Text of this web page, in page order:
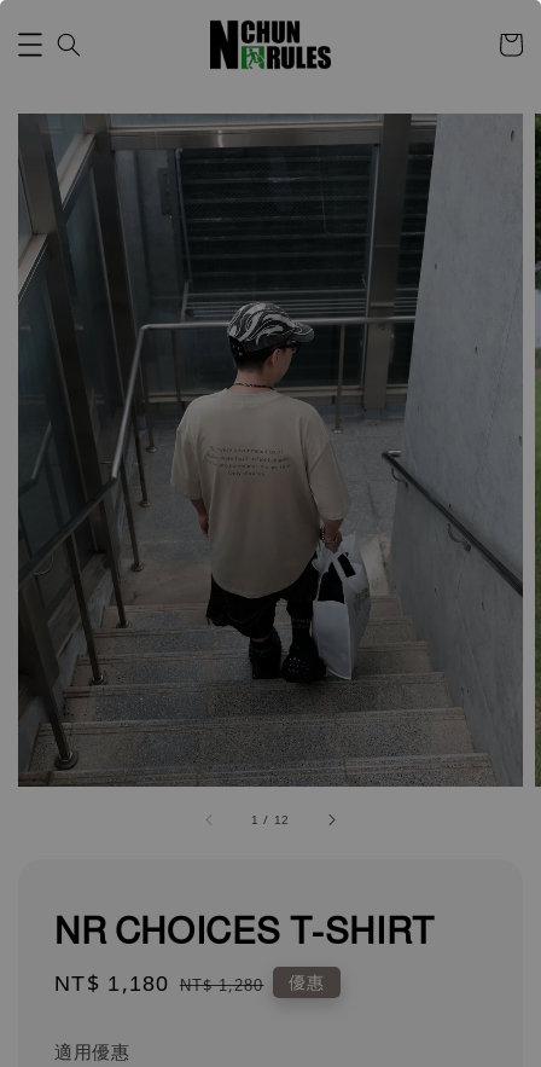
1 / 12
NR CHOICES T-SHIRT
Sale
NT$ 1,180 Regular
NT$ 1,280 優惠
適用優惠